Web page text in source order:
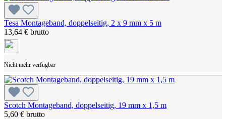
Tesa Montageband, doppelseitig, 2 x 9 mm x 5 m
13,64 € brutto
Nicht mehr verfügbar
Scotch Montageband, doppelseitig, 19 mm x 1,5 m
5,60 € brutto